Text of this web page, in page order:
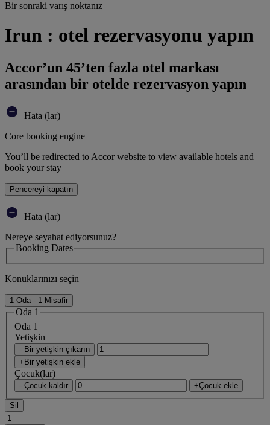
Bir sonraki varış noktanız
Irun : otel rezervasyonu yapın
Accor’un 45’ten fazla otel markası
arasından bir otelde rezervasyon yapın
Hata (lar)
Core booking engine
You’ll be redirected to Accor website to view available hotels and
book your stay
Pencereyi kapatın
Hata (lar)
Nereye seyahat ediyorsunuz?
Booking Dates
Konuklarınızı seçin
1 Oda - 1 Misafir
Oda 1
Oda 1
Yetişkin
- Bir yetişkin çıkarın
+Bir yetişkin ekle
Çocuk(lar)
- Çocuk kaldır +Çocuk ekle
Sil